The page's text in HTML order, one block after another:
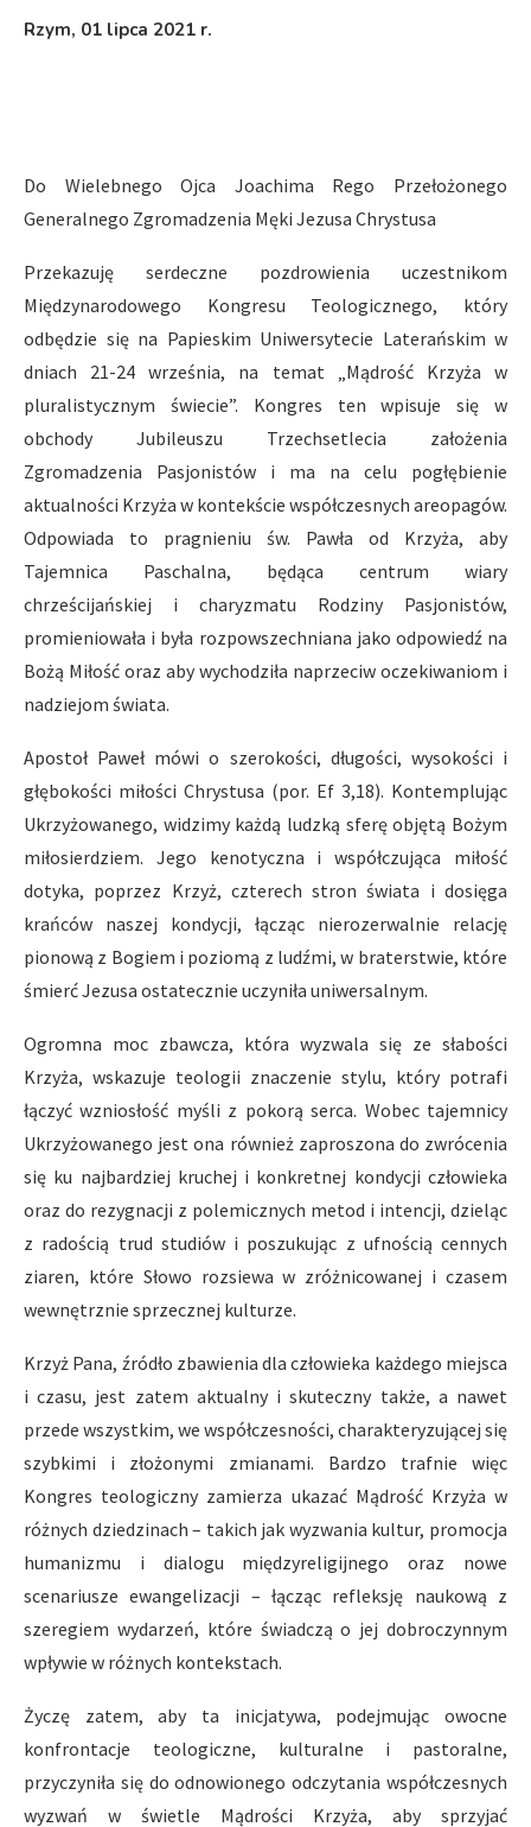
Rzym, 01 lipca 2021 r.
Do Wielebnego Ojca Joachima Rego Przełożonego
Generalnego Zgromadzenia Męki Jezusa Chrystusa
Przekazuję serdeczne pozdrowienia uczestnikom
Międzynarodowego Kongresu Teologicznego, który
odbędzie się na Papieskim Uniwersytecie Laterańskim w
dniach 21-24 września, na temat „Mądrość Krzyża w
pluralistycznym świecie”. Kongres ten wpisuje się w
obchody Jubileuszu Trzechsetlecia założenia
Zgromadzenia Pasjonistów i ma na celu pogłębienie
aktualności Krzyża w kontekście współczesnych areopagów.
Odpowiada to pragnieniu św. Pawła od Krzyża, aby
Tajemnica Paschalna, będąca centrum wiary
chrześcijańskiej i charyzmatu Rodziny Pasjonistów,
promieniowała i była rozpowszechniana jako odpowiedź na
Bożą Miłość oraz aby wychodziła naprzeciw oczekiwaniom i
nadziejom świata.
Apostoł Paweł mówi o szerokości, długości, wysokości i
głębokości miłości Chrystusa (por. Ef 3,18). Kontemplując
Ukrzyżowanego, widzimy każdą ludzką sferę objętą Bożym
miłosierdziem. Jego kenotyczna i współczująca miłość
dotyka, poprzez Krzyż, czterech stron świata i dosięga
krańców naszej kondycji, łącząc nierozerwalnie relację
pionową z Bogiem i poziomą z ludźmi, w braterstwie, które
śmierć Jezusa ostatecznie uczyniła uniwersalnym.
Ogromna moc zbawcza, która wyzwala się ze słabości
Krzyża, wskazuje teologii znaczenie stylu, który potrafi
łączyć wzniosłość myśli z pokorą serca. Wobec tajemnicy
Ukrzyżowanego jest ona również zaproszona do zwrócenia
się ku najbardziej kruchej i konkretnej kondycji człowieka
oraz do rezygnacji z polemicznych metod i intencji, dzieląc
z radością trud studiów i poszukując z ufnością cennych
ziaren, które Słowo rozsiewa w zróżnicowanej i czasem
wewnętrznie sprzecznej kulturze.
Krzyż Pana, źródło zbawienia dla człowieka każdego miejsca
i czasu, jest zatem aktualny i skuteczny także, a nawet
przede wszystkim, we współczesności, charakteryzującej się
szybkimi i złożonymi zmianami. Bardzo trafnie więc
Kongres teologiczny zamierza ukazać Mądrość Krzyża w
różnych dziedzinach – takich jak wyzwania kultur, promocja
humanizmu i dialogu międzyreligijnego oraz nowe
scenariusze ewangelizacji – łącząc refleksję naukową z
szeregiem wydarzeń, które świadczą o jej dobroczynnym
wpływie w różnych kontekstach.
Życzę zatem, aby ta inicjatywa, podejmując owocne
konfrontacje teologiczne, kulturalne i pastoralne,
przyczyniła się do odnowionego odczytania współczesnych
wyzwań w świetle Mądrości Krzyża, aby sprzyjać